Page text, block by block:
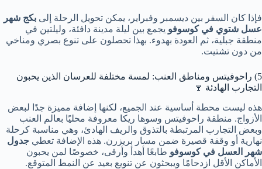
فإذا كان السفر بين ديسمبر وفبراير، يمكن تحويل الرحلة إلى بكج شهر
عسل شتوي في كوسوفو يجمع بين ليلة مدينة دافئة، وليلتين في
منطقة جبلية، ثم العودة بهدوء. بهذا تحصلون على تنوع بصري ومناخي
من دون تشتيت.
5) راحوفيتس ومناطق العنب: لمسة مختلفة للعرسان الذين يحبون
التجارب الهادئة 🍷
هذه ليست محطة أساسية عند الجميع، لكنها إضافة مميزة جدًا لبعض
الأزواج. منطقة راحوفيتس وسوها ريكا معروفة محليًا بعالم العنب
وبعض التجارب المرتبطة بالتذوق والريف الهادئ، وهي مناسبة كرحلة
نهارية أو وقفة قصيرة ضمن مسار بريزرن. هذه الإضافة تعطي جدول
شهر العسل في كوسوفو طابعًا أهدأ وأرقى، خصوصًا لمن يحبون
الأماكن الأقل ازدحامًا ويبحثون عن تنويع بعيد عن النمط المتوقع.